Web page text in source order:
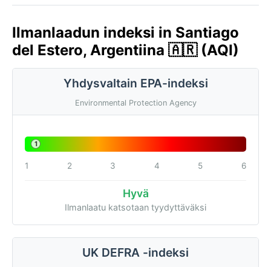
Ilmanlaadun indeksi in Santiago
del Estero, Argentiina 🇦🇷 (AQI)
Yhdysvaltain EPA-indeksi
Environmental Protection Agency
1
1 2 3 4 5 6
Hyvä
Ilmanlaatu katsotaan tyydyttäväksi
UK DEFRA -indeksi